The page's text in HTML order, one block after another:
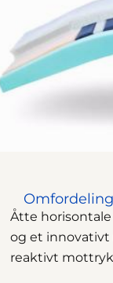
Åtte
og et innovativt
reaktivt